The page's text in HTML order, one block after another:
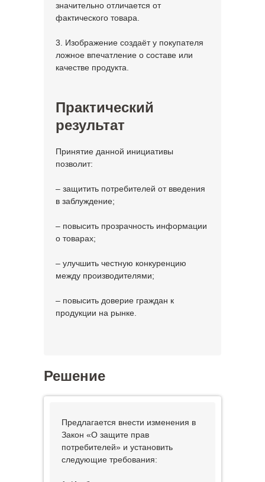
значительно отличается от
фактического товара.
3. Изображение создаёт у покупателя
ложное впечатление о составе или
качестве продукта.
Практический
результат
Принятие данной инициативы
позволит:
– защитить потребителей от введения
в заблуждение;
– повысить прозрачность информации
о товарах;
– улучшить честную конкуренцию
между производителями;
– повысить доверие граждан к
продукции на рынке.
Решение
Предлагается внести изменения в
Закон «О защите прав
потребителей» и установить
следующие требования: